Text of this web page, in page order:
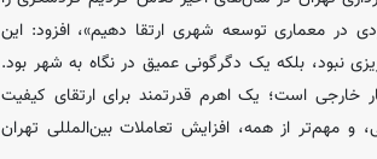
در معماری توسعه شهری ارتقا دهیم»، افزود: این
نبود، بلکه یک دگرگونی عمیق در نگاه به شهر بود.
خارجی است؛ یک اهرم قدرتمند برای ارتقای کیفیت
مهم‌تر از همه، افزایش تعاملات بین‌المللی تهران